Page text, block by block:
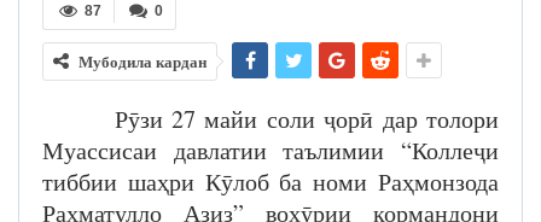
0
87
Мубодила кардан
Рӯзи 27 майи соли ҷорӣ дар толори
Муассисаи давлатии таълимии “Коллеҷи
тиббии шаҳри Кӯлоб ба номи Раҳмонзода
Раҳматулло Азиз” вохӯрии кормандони